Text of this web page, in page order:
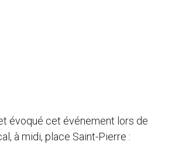
évoqué cet événement lors de
à midi, place Saint-Pierre :